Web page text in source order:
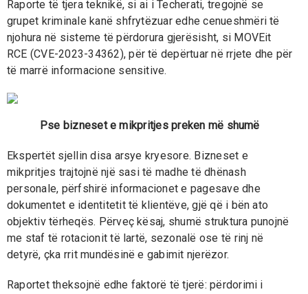
Raporte të tjera teknikë, si ai i Techerati, tregojnë se
grupet kriminale kanë shfrytëzuar edhe cenueshmëri të
njohura në sisteme të përdorura gjerësisht, si MOVEit
RCE (CVE-2023-34362), për të depërtuar në rrjete dhe për
të marrë informacione sensitive.
Pse bizneset e mikpritjes preken më shumë
Ekspertët sjellin disa arsye kryesore. Bizneset e
mikpritjes trajtojnë një sasi të madhe të dhënash
personale, përfshirë informacionet e pagesave dhe
dokumentet e identitetit të klientëve, gjë që i bën ato
objektiv tërheqës. Përveç kësaj, shumë struktura punojnë
me staf të rotacionit të lartë, sezonalë ose të rinj në
detyrë, çka rrit mundësinë e gabimit njerëzor.
Raportet theksojnë edhe faktorë të tjerë: përdorimi i